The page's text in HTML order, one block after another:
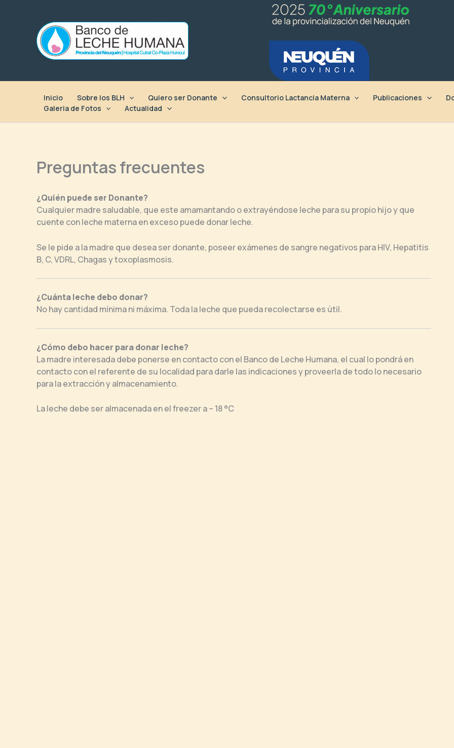
contenido
Inicio Sobre los BLH Quiero ser Donante Consultorio Lactancia Materna Publicaciones
Galeria de Fotos
Actualidad
Preguntas frecuentes
¿Quién puede ser Donante?
Cualquier madre saludable, que este amamantando o extrayéndose leche para su propio hijo y que
cuente con leche materna en exceso puede donar leche.
Se le pide a la madre que desea ser donante, poseer exámenes de sangre negativos para HIV, Hepatitis
B, C, VDRL, Chagas y toxoplasmosis.
¿Cuánta leche debo donar?
No hay cantidad mínima ni máxima. Toda la leche que pueda recolectarse es útil.
¿Cómo debo hacer para donar leche?
La madre interesada debe ponerse en contacto con el Banco de Leche Humana, el cual lo pondrá en
contacto con el referente de su localidad para darle las indicaciones y proveerla de todo lo necesario
para la extracción y almacenamiento.
La leche debe ser almacenada en el freezer a – 18 °C